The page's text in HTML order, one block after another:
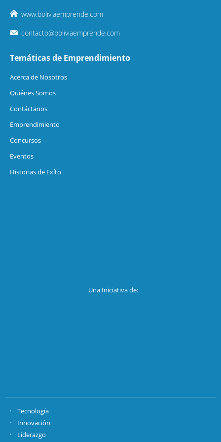
www.boliviaemprende.com
contacto@boliviaemprende.com
Temáticas de Emprendimiento
Acerca de Nosotros
Quiénes Somos
Contáctanos
Emprendimiento
Concursos
Eventos
Historias de Exíto
Una Iniciativa de:
Tecnología
Innovación
Liderazgo